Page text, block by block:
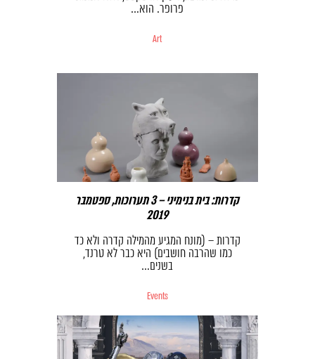
פרופר. הוא…
Art
קדרות: בית בנימיני – 3 תערוכות, ספטמבר
2019
קדרות – (מונח המגיע מהמילה קדרה ולא כד
כמו שהרבה חושבים) היא כבר לא טרנד,
בשנים…
Events